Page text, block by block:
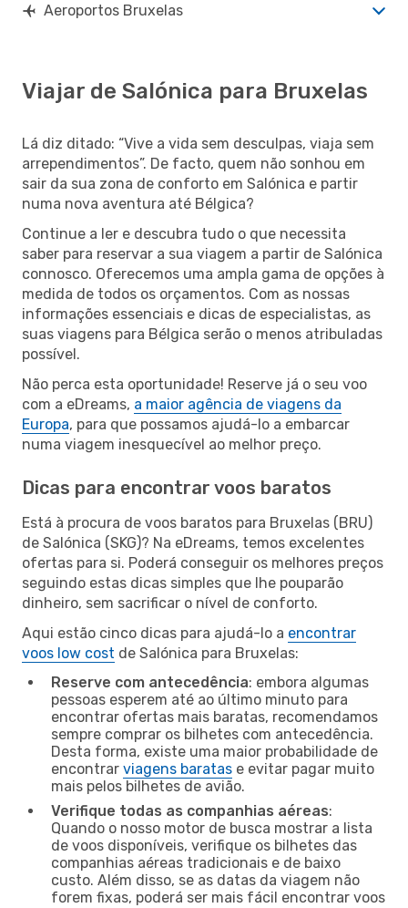
Aeroportos Bruxelas
Viajar de Salónica para Bruxelas
Lá diz ditado: “Vive a vida sem desculpas, viaja sem
arrependimentos”. De facto, quem não sonhou em
sair da sua zona de conforto em Salónica e partir
numa nova aventura até Bélgica?
Continue a ler e descubra tudo o que necessita
saber para reservar a sua viagem a partir de Salónica
connosco. Oferecemos uma ampla gama de opções à
medida de todos os orçamentos. Com as nossas
informações essenciais e dicas de especialistas, as
suas viagens para Bélgica serão o menos atribuladas
possível.
Não perca esta oportunidade! Reserve já o seu voo
com a eDreams, a maior agência de viagens da
Europa, para que possamos ajudá-lo a embarcar
numa viagem inesquecível ao melhor preço.
Dicas para encontrar voos baratos
Está à procura de voos baratos para Bruxelas (BRU)
de Salónica (SKG)? Na eDreams, temos excelentes
ofertas para si. Poderá conseguir os melhores preços
seguindo estas dicas simples que lhe pouparão
dinheiro, sem sacrificar o nível de conforto.
Aqui estão cinco dicas para ajudá-lo a encontrar
voos low cost de Salónica para Bruxelas:
Reserve com antecedência: embora algumas
pessoas esperem até ao último minuto para
encontrar ofertas mais baratas, recomendamos
sempre comprar os bilhetes com antecedência.
Desta forma, existe uma maior probabilidade de
encontrar viagens baratas e evitar pagar muito
mais pelos bilhetes de avião.
Verifique todas as companhias aéreas:
Quando o nosso motor de busca mostrar a lista
de voos disponíveis, verifique os bilhetes das
companhias aéreas tradicionais e de baixo
custo. Além disso, se as datas da viagem não
forem fixas, poderá ser mais fácil encontrar voos